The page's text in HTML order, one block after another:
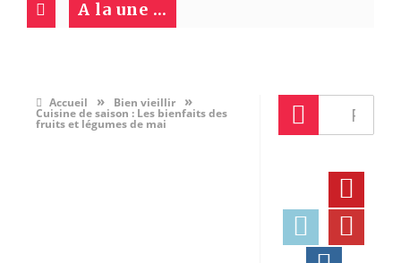
A la une ...
Accueil » Bien vieillir »
Cuisine de saison : Les bienfaits des
fruits et légumes de mai